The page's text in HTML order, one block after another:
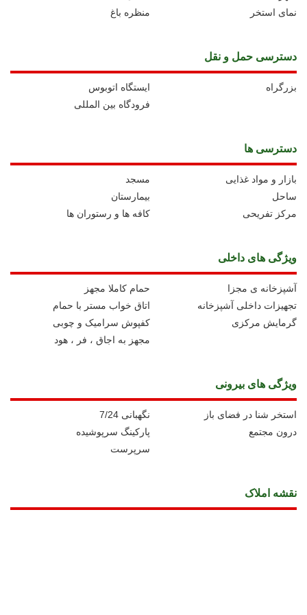
منظره باغ
نمای استخر
دسترسی حمل و نقل
ايستگاه اتوبوس
بزرگراه
فرودگاه بین المللی
دسترسی ها
مسجد
بازار و مواد غذایی
بیمارستان
ساحل
کافه ها و رستوران ها
مرکز تفریحی
ویژگی های داخلی
حمام کاملا مجهز
آشپزخانه ی مجزا
اتاق خواب مستر با حمام
تجهیزات داخلی آشپزخانه
کفپوش سرامیک و چوبی
گرمایش مرکزی
مجهز به اجاق ، فر ، هود
ویژگی های بیرونی
نگهبانی 7/24
استخر شنا در فضای باز
پارکینگ سرپوشیده
درون مجتمع
سرپرست
نقشه املاک